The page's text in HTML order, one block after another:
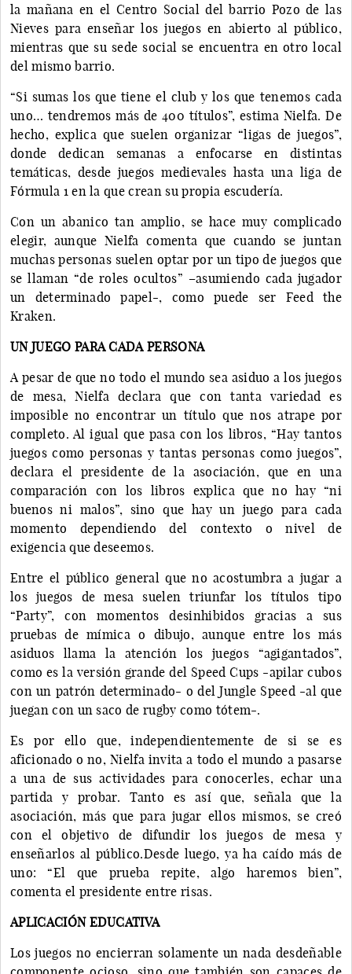
la mañana en el Centro Social del barrio Pozo de las
Nieves para enseñar los juegos en abierto al público,
mientras que su sede social se encuentra en otro local
del mismo barrio.
“Si sumas los que tiene el club y los que tenemos cada
uno… tendremos más de 400 títulos”, estima Nielfa. De
hecho, explica que suelen organizar “ligas de juegos”,
donde dedican semanas a enfocarse en distintas
temáticas, desde juegos medievales hasta una liga de
Fórmula 1 en la que crean su propia escudería.
Con un abanico tan amplio, se hace muy complicado
elegir, aunque Nielfa comenta que cuando se juntan
muchas personas suelen optar por un tipo de juegos que
se llaman “de roles ocultos” –asumiendo cada jugador
un determinado papel-, como puede ser Feed the
Kraken.
UN JUEGO PARA CADA PERSONA
A pesar de que no todo el mundo sea asiduo a los juegos
de mesa, Nielfa declara que con tanta variedad es
imposible no encontrar un título que nos atrape por
completo. Al igual que pasa con los libros, “Hay tantos
juegos como personas y tantas personas como juegos”,
declara el presidente de la asociación, que en una
comparación con los libros explica que no hay “ni
buenos ni malos”, sino que hay un juego para cada
momento dependiendo del contexto o nivel de
exigencia que deseemos.
Entre el público general que no acostumbra a jugar a
los juegos de mesa suelen triunfar los títulos tipo
“Party”, con momentos desinhibidos gracias a sus
pruebas de mímica o dibujo, aunque entre los más
asiduos llama la atención los juegos “agigantados”,
como es la versión grande del Speed Cups -apilar cubos
con un patrón determinado- o del Jungle Speed -al que
juegan con un saco de rugby como tótem-.
Es por ello que, independientemente de si se es
aficionado o no, Nielfa invita a todo el mundo a pasarse
a una de sus actividades para conocerles, echar una
partida y probar. Tanto es así que, señala que la
asociación, más que para jugar ellos mismos, se creó
con el objetivo de difundir los juegos de mesa y
enseñarlos al público.Desde luego, ya ha caído más de
uno: “El que prueba repite, algo haremos bien”,
comenta el presidente entre risas.
APLICACIÓN EDUCATIVA
Los juegos no encierran solamente un nada desdeñable